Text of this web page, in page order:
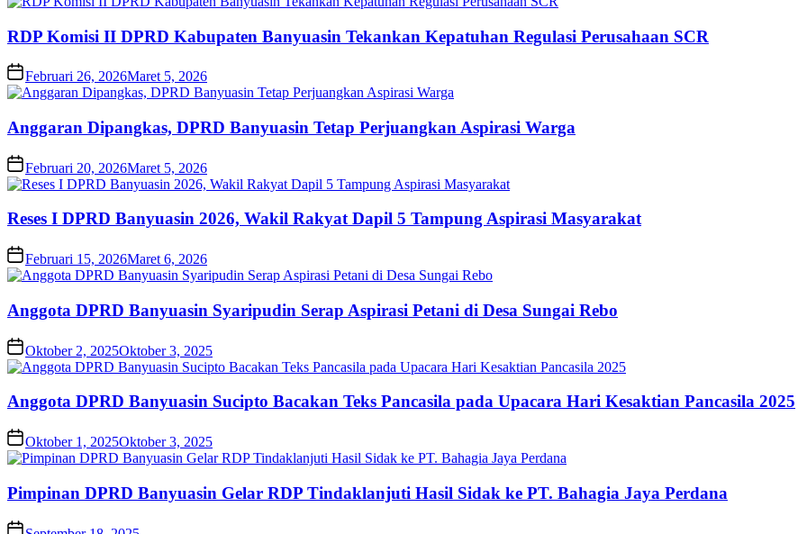
RDP Komisi II DPRD Kabupaten Banyuasin Tekankan Kepatuhan Regulasi Perusahaan SCR
Februari 26, 2026Maret 5, 2026
Anggaran Dipangkas, DPRD Banyuasin Tetap Perjuangkan Aspirasi Warga
Februari 20, 2026Maret 5, 2026
Reses I DPRD Banyuasin 2026, Wakil Rakyat Dapil 5 Tampung Aspirasi Masyarakat
Februari 15, 2026Maret 6, 2026
Anggota DPRD Banyuasin Syaripudin Serap Aspirasi Petani di Desa Sungai Rebo
Oktober 2, 2025Oktober 3, 2025
Anggota DPRD Banyuasin Sucipto Bacakan Teks Pancasila pada Upacara Hari Kesaktian Pancasila 2025
Oktober 1, 2025Oktober 3, 2025
Pimpinan DPRD Banyuasin Gelar RDP Tindaklanjuti Hasil Sidak ke PT. Bahagia Jaya Perdana